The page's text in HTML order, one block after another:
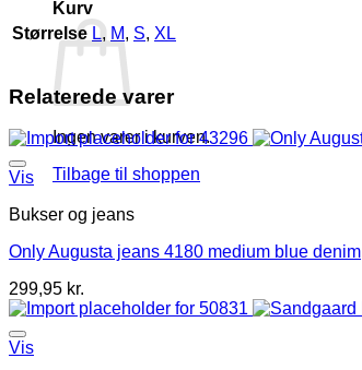
Kurv
Ingen varer i kurven.
Tilbage til shoppen
Størrelse L, M, S, XL
Relaterede varer
Vis
Bukser og jeans
Only Augusta jeans 4180 medium blue denim
299,95 kr.
Vis